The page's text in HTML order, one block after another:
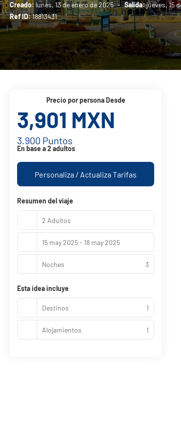
Creado: lunes, 13 de enero de 2025 - Salida:jueves, 15
Ref ID:18813431
precio por persona Desde
3,901 MXN
3.900 Puntos
En base a 2 adultos
Personaliza / Actualiza Tarifas
Resumen del viaje
2 Adultos
15 may 2025 - 18 may 2025
Noches 3
Esta idea incluye
Destinos 1
Alojamientos 1